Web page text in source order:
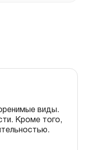
виды.
Кроме того,